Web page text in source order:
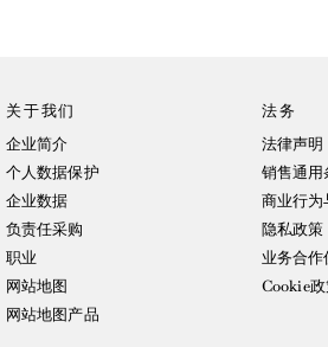
关于我们
企业简介
个人数据保护
企业数据
负责任采购
职业
网站地图
网站地图产品
法务
法律声明
销售通用
商业行为
隐私政策
业务合
Cookie